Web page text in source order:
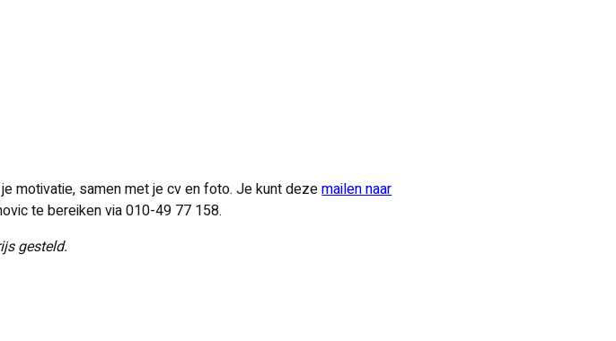
motivatie, samen met je cv en foto. Je kunt dezemailen naar
te bereiken via 010-49 77 158.
gesteld.